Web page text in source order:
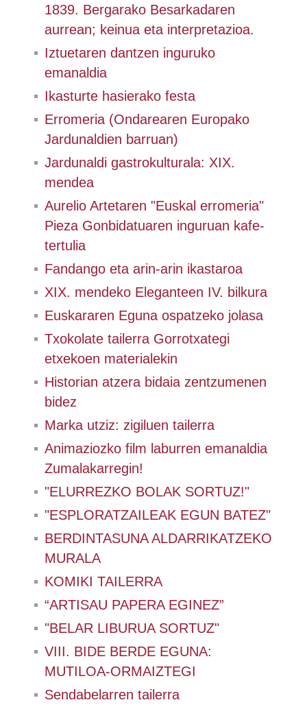
1839. Bergarako Besarkadaren
aurrean; keinua eta interpretazioa.
Iztuetaren dantzen inguruko
emanaldia
Ikasturte hasierako festa
Erromeria (Ondarearen Europako
Jardunaldien barruan)
Jardunaldi gastrokulturala: XIX.
mendea
Aurelio Artetaren "Euskal erromeria"
Pieza Gonbidatuaren inguruan kafe-
tertulia
Fandango eta arin-arin ikastaroa
XIX. mendeko Eleganteen IV. bilkura
Euskararen Eguna ospatzeko jolasa
Txokolate tailerra Gorrotxategi
etxekoen materialekin
Historian atzera bidaia zentzumenen
bidez
Marka utziz: zigiluen tailerra
Animaziozko film laburren emanaldia
Zumalakarregin!
"ELURREZKO BOLAK SORTUZ!"
"ESPLORATZAILEAK EGUN BATEZ"
BERDINTASUNA ALDARRIKATZEKO
MURALA
KOMIKI TAILERRA
“ARTISAU PAPERA EGINEZ”
"BELAR LIBURUA SORTUZ"
VIII. BIDE BERDE EGUNA:
MUTILOA-ORMAIZTEGI
Sendabelarren tailerra